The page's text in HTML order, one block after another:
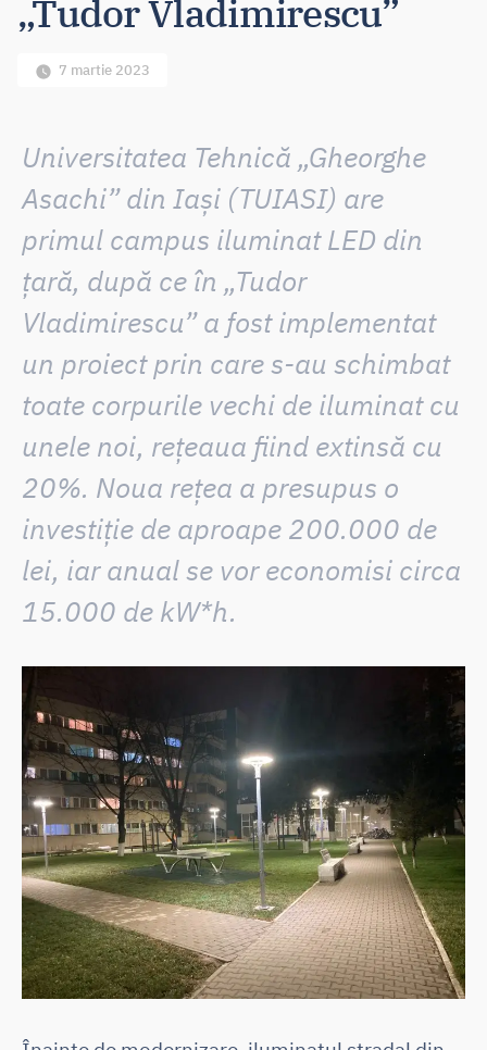
„Tudor Vladimirescu”
7 martie 2023
Universitatea Tehnică „Gheorghe
Asachi” din Iași (TUIASI) are
primul campus iluminat LED din
țară, după ce în „Tudor
Vladimirescu” a fost implementat
un proiect prin care s-au schimbat
toate corpurile vechi de iluminat cu
unele noi, rețeaua fiind extinsă cu
20%. Noua rețea a presupus o
investiție de aproape 200.000 de
lei, iaranual se vor economisi circa
15.000 de kW*h.